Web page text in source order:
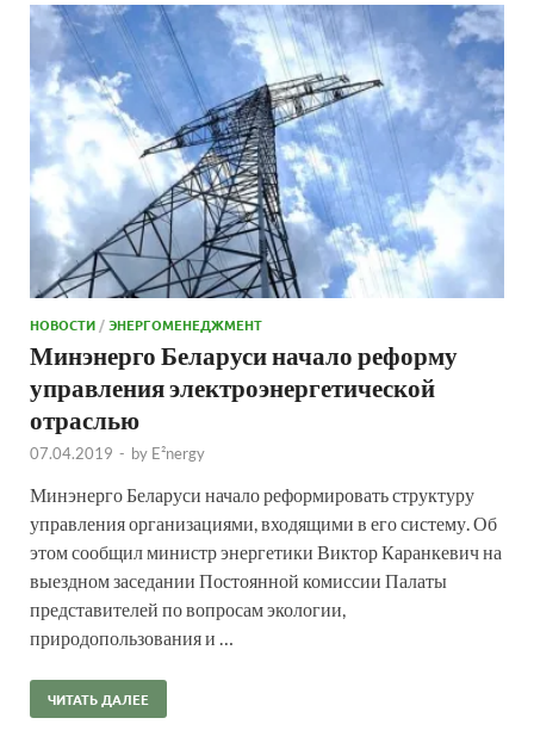
НОВОСТИ/ЭНЕРГОМЕНЕДЖМЕНТ
Минэнерго Беларуси начало реформу
управления электроэнергетической
отраслью
07.04.2019 - by E²nergy
Минэнерго Беларуси начало реформировать структуру
управления организациями, входящими в его систему. Об
этом сообщил министр энергетики Виктор Каранкевич на
выездном заседании Постоянной комиссии Палаты
представителей по вопросам экологии,
природопользования и …
ЧИТАТЬ ДАЛЕЕ